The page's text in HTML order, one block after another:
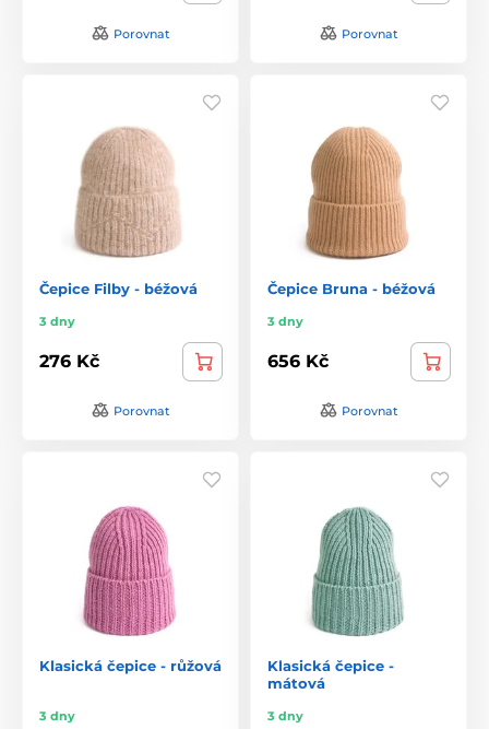
Porovnat Porovnat
Čepice Filby - béžová
3 dny
276 Kč
Porovnat
Čepice Bruna - béžová
3 dny
656 Kč
Porovnat
Klasická čepice - růžová
3 dny
Klasická čepice -
mátová
3 dny